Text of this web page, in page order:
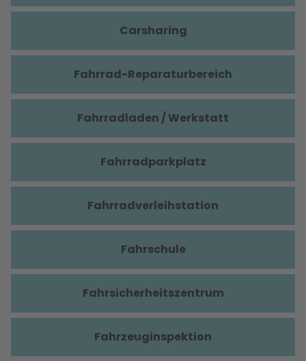
Carsharing
Fahrrad-Reparaturbereich
Fahrradladen / Werkstatt
Fahrradparkplatz
Fahrradverleihstation
Fahrschule
Fahrsicherheitszentrum
Fahrzeuginspektion